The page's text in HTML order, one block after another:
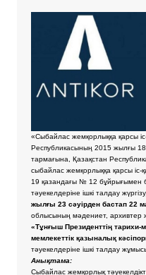
«Сыбайлас жемқорлыққа қарсы
Республикасының 2015 жылғы
тармағына, Қазақстан
сыбайлас жемқорлыққа қарсы іс-
19 қазандағы № 12 бұйрығымен
тәуекелдеріне ішкі талдау
жылғы 23 сәуірден бастап 22
облысының мәдениет, архивтер
«Тұнғыш Президенттің
мемлекеттік қазыналық
тәуекелдеріне ішкі талдау жұмысы
Анықтама:
Сыбайлас жемқорлық